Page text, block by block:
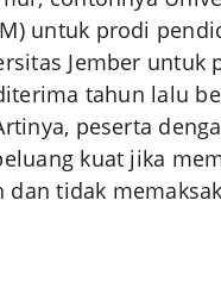
untuk prodi
Jember untuk
tahun lalu
peserta
kuat jika
dan tidak